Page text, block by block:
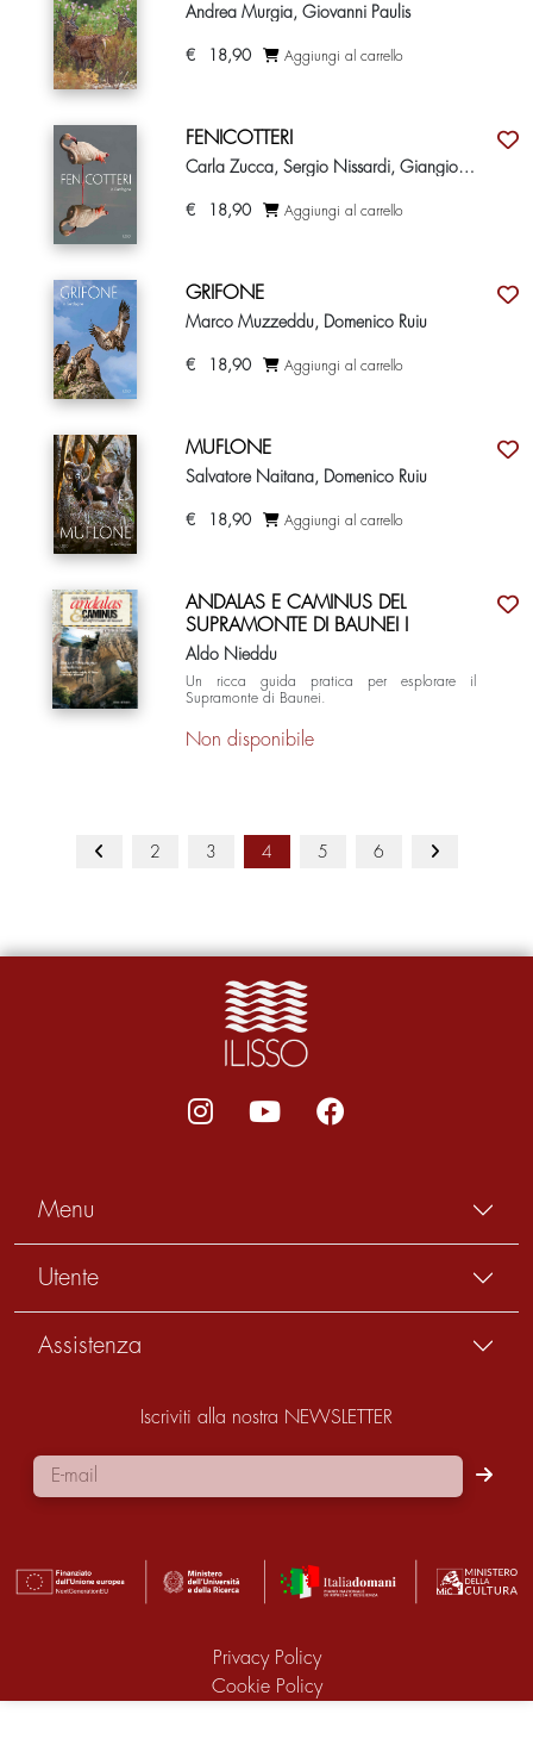
Andrea Murgia, Giovanni Paulis
€ 18,90 Aggiungi al carrello
FENICOTTERI
Carla Zucca, Sergio Nissardi, Giangiorgio Crisponi, Domenico Ruiu
€ 18,90 Aggiungi al carrello
GRIFONE
Marco Muzzeddu, Domenico Ruiu
€ 18,90 Aggiungi al carrello
MUFLONE
Salvatore Naitana, Domenico Ruiu
€ 18,90 Aggiungi al carrello
ANDALAS E CAMINUS DEL
SUPRAMONTE DI BAUNEI I
Aldo Nieddu
Un ricca guida pratica per esplorare il
Supramonte di Baunei.
Non disponibile
2 3 4 5 6
Menu
Utente
Assistenza
Iscriviti alla nostra NEWSLETTER
Privacy Policy
Cookie Policy